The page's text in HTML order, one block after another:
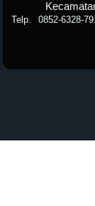
Telp. 0852-6328-